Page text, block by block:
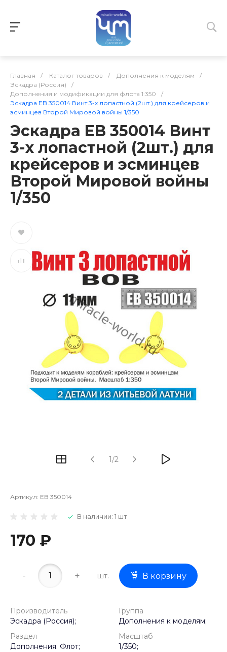
Главная / Каталог товаров / Дополнения к моделям
/
Эскадра (Россия)
/
Дополнения и модификации для флота 1:350
/
Эскадра EB 350014 Винт 3-х лопастной (2шт.) для крейсеров и
эсминцев Второй Мировой войны 1/350
Эскадра EB 350014 Винт
3-х лопастной (2шт.) для
крейсеров и эсминцев
Второй Мировой войны
1/350
1/2
Артикул: EB 350014
В наличии: 1 шт
170 ₽
- + шт. В корзину
Производитель
Эскадра (Россия);
Группа
Дополнения к моделям;
Раздел
Дополнения. Флот;
Масштаб
1/350;